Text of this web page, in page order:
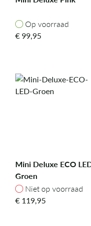
Op voorraad
Op voorraad
€ 99,95
Mini Deluxe ECO
Groen
Niet op voorraad
Niet op voorraad
€ 119,95